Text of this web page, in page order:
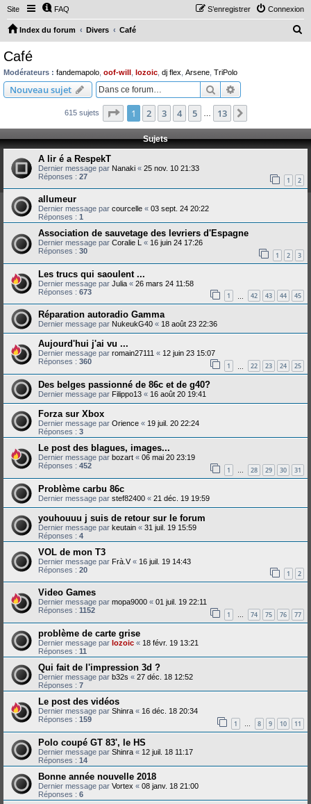
Site FAQ Connexion
S’enregistrer
Index du forum Divers Café
c
h
Café
Modérateurs : fandemapolo oof-will lozoic dj flex Arsene TriPolo
Nouveau sujet Rechercher
615 sujets Page 1sur13
1 2 3 4 5 13
Sujets
A lir é a RespekT
Dernier message par Nanaki « 25 nov. 10 21:33
Réponses : 27 1 2
allumeur
Dernier message par courcelle « 03 sept. 24 20:22
Réponses : 1
Association de sauvetage des levriers d'Espagne
Dernier message par Coralie L « 16 juin 24 17:26
Réponses : 30 1 2 3
Les trucs qui saoulent ...
Dernier message par Julia « 26 mars 24 11:58
Réponses : 673 1 42 43 44 45
Réparation autoradio Gamma
Dernier message par NukeukG40 « 18 août 23 22:36
Aujourd'hui j'ai vu ...
Dernier message par romain27111 « 12 juin 23 15:07
Réponses : 360 1 22 23 24 25
Des belges passionné de 86c et de g40?
Dernier message par Filippo13 « 16 août 20 19:41
Forza sur Xbox
Dernier message par Orience « 19 juil. 20 22:24
Réponses : 3
Le post des blagues, images...
Dernier message par bozart « 06 mai 20 23:19
Réponses : 452 1 … 28 29 30 31
Problème carbu 86c
Dernier message par stef82400 « 21 déc. 19 19:59
youhouuu j suis de retour sur le forum
Dernier message par keutain « 31 juil. 19 15:59
Réponses : 4
VOL de mon T3
Dernier message par Frà.V« 16 juil. 19 14:43
Réponses : 20 1 2
Video Games
Dernier message par mopa9000 « 01 juil. 19 22:11
Réponses : 1152 1 … 74 75 76 77
problème de carte grise
Dernier message par lozoic « 18 févr. 19 13:21
Réponses : 11
Qui fait de l'impression 3d ?
Dernier message par b32s « 27 déc. 18 12:52
Réponses : 7
Le post des vidéos
Dernier message par Shinra « 16 déc. 18 20:34
Réponses : 159 1 … 8 9 10 11
Polo coupé GT 83', le HS
Dernier message par Shinra « 12 juil. 18 11:17
Réponses : 14
Bonne année nouvelle 2018
Dernier message par Vortex « 08 janv. 18 21:00
Réponses : 6